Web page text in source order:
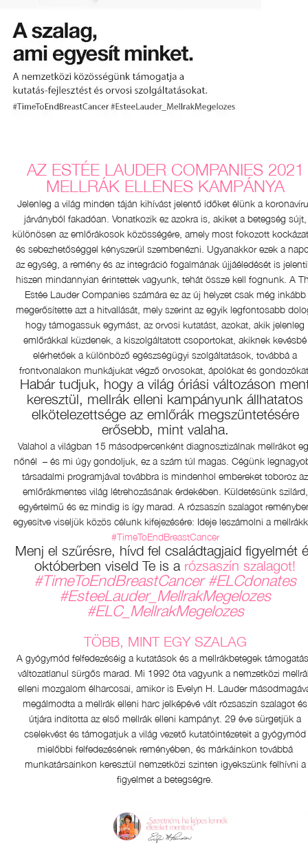
Arcmaszkok
Kéz- és Testápolás
Bőrpír
Even Better
Dramatically Different™
Szemöldök
Take The Day Off™
Chubby Stick™
AZ ESTÉE LAUDER COMPANIES 2021
MELLRÁK ELLENES KAMPÁNYA
Jelenleg a világ minden táján kihívást jelentő időket élünk a
járványból fakadóan. Vonatkozik ez azokra is, akiket a betegség sújt,
különösen az emlőrákosok közösségére, amely most fokozott
és sebezhetőséggel kényszerül szembenézni. Ugyanakkor ezek a
az egység, a remény és az integráció fogalmának újjáéledését is
hiszen mindannyian érintettek vagyunk, tehát össze kell fognunk. A
Estée Lauder Companies számára ez az új helyzet csak még inkább
megerősítette azt a hitvallását, mely szerint az egyik legfontosabb
hogy támogassuk egymást, az orvosi kutatást, azokat, akik jelenleg
emlőrákkal küzdenek, a kiszolgáltatott csoportokat, akiknek kevésbé
elérhetőek a különböző egészségügyi szolgáltatások, továbbá a
frontvonalakon munkájukat végző orvosokat, ápolókat és
Habár tudjuk, hogy a világ óriási változáson
keresztül, mellrák elleni kampányunk állhatatos
elkötelezettsége az emlőrák megszüntetésére
erősebb, mint valaha.
Valahol a világban 15 másodpercenként diagnosztizálnak mellrákot
nőnél – és mi úgy gondoljuk, ez a szám túl magas. Cégünk
társadalmi programjával továbbra is mindenhol embereket toboroz az
emlőrákmentes világ létrehozásának érdekében. Küldetésünk szilárd,
egyértelmű és ez mindig is így marad. A rózsaszín szalagot
egyesítve viseljük közös célunk kifejezésére: Ideje leszámolni a
#TimeToEndBreastCancer
Menj el szűrésre, hívd fel családtagjaid figyelmét
októberben viseld Te is a rózsaszín szalagot!
#TimeToEndBreastCancer #ELCdonates
#EsteeLauder_MellrakMegelozes
#ELC_MellrakMegelozes
TÖBB, MINT EGY SZALAG
A gyógymód felfedezéséig a kutatások és a mellrákbetegek
változatlanul sürgős marad. Mi 1992 óta vagyunk a nemzetközi
elleni mozgalom élharcosai, amikor is Evelyn H. Lauder
megálmodta a mellrák elleni harc jelképévé vált rózsaszín szalagot és
útjára indította az első mellrák elleni kampányt. 29 éve sürgetjük a
cselekvést és támogatjuk a világ vezető kutatóintézeteit a gyógymód
mielőbbi felfedezésének reményében, és márkáinkon továbbá
munkatársainkon keresztül nemzetközi szinten igyekszünk felhívni a
figyelmet a betegségre.